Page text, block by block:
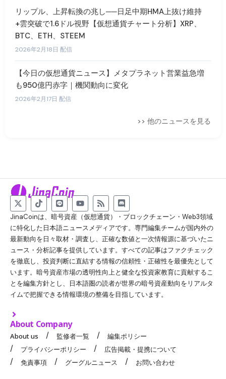
リップル、上昇転換の兆し──日足中期HMA上抜け維持
+雲突破で1.6ドル視野【仮想通貨チャート分析】XRP、
BTC、ETH、STEEM
2026年2月18日 配信
【今日の仮想通貨ニュース】メタプラネット営業益急増
も950億円赤字｜機関動向に変化
2026年2月17日 配信
>> 他のニュースを見る
JinaCoinは、暗号資産（仮想通貨）・ブロックチェーン・Web3領域
に特化した日本語ニュースメディアです。専門編集チームが国内外の
最新動向を日々取材・調査し、正確な数値と一次情報源に基づいたニ
ュース・分析記事を提供しています。すべての記事はファクチェック
を徹底し、投資判断に直結する情報の信頼性・正確性を最優先として
います。暗号資産市場の透明性向上と健全な投資家教育に貢献するこ
とを編集方針とし、日本語圏の読者が世界の暗号資産動向をリアルタ
イムで把握できる情報環境の整備を目指しています。
About Company
About us 監修者一覧
編集ポリシー
プライバシーポリシー
広告掲載・提携について
免責事項
グーグルニュース お問い合わせ